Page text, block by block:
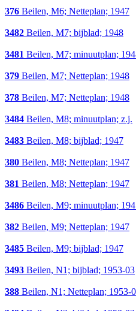
376 Beilen, M6; Netteplan; 1947
3482 Beilen, M7; bijblad; 1948
3481 Beilen, M7; minuutplan;
379 Beilen, M7; Netteplan; 1948
378 Beilen, M7; Netteplan; 1948
3484 Beilen, M8; minuutplan; z.j.
3483 Beilen, M8; bijblad; 1947
380 Beilen, M8; Netteplan; 1947
381 Beilen, M8; Netteplan; 1947
3486 Beilen, M9; minuutplan;
382 Beilen, M9; Netteplan; 1947
3485 Beilen, M9; bijblad; 1947
3493 Beilen, N1; bijblad; 1953-03
388 Beilen, N1; Netteplan; 1953-